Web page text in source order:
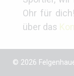
Ohr für
über das
© 2026